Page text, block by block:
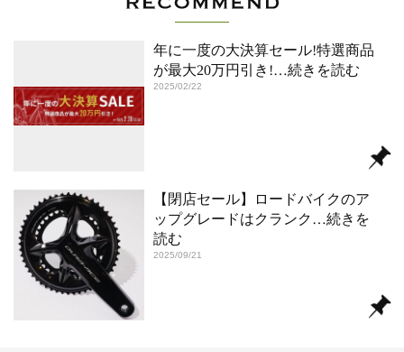
年に一度の大決算セール!特選商品
が最大20万円引き!…続きを読む
2025/02/22
【閉店セール】ロードバイクのア
ップグレードはクランク …続きを
読む
2025/09/21